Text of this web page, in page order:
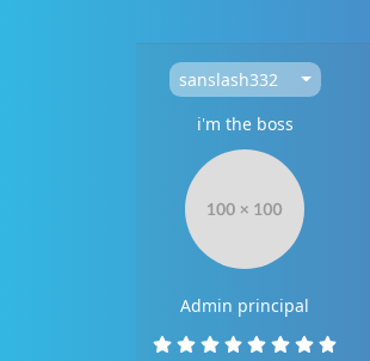
sanslash332
i'm the boss
Admin principal